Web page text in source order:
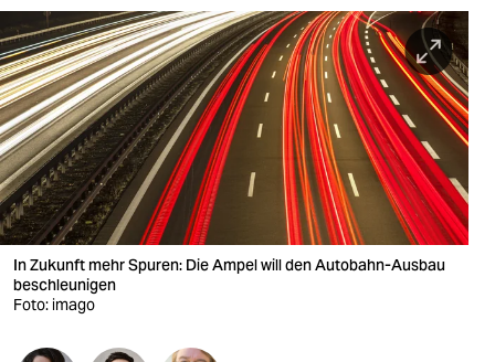
berlin
nord
wahrheit
verlag
verlag
veranstaltungen
shop
fragen & hilfe
In Zukunft mehr Spuren: Die Ampel will den Autobahn-Ausbau
beschleunigen
Foto: imago